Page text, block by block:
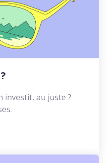
investit, au juste ?